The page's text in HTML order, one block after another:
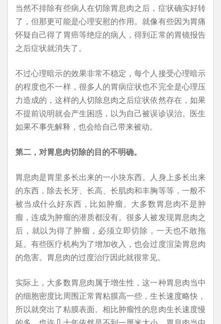
当然不排除有些病人在切除胃息肉之后，症状确实好转
了，但那更可能是心理安慰的作用。就像有些因为胃痛
怀疑自己得了胃癌等绝症的病人，得到正常的胃镜报告
之后症状就消失了。
不过心理暗示的效果非常不稳定，每个人接受心理暗示
的程度也不一样，很多人的胃病症状也不完全是心理压
力造成的，这样的人切除息肉之后症状依然存在，如果
不提前说明就会产生困惑，以为自己被误诊误治。医生
如果不事先解释，也会给自己带来被动。
第二，对胃息肉切除的目的不明确。
胃息肉是胃里多长出来的一小块东西。人身上多长出来
的东西，除去长牙、长高、长肌肉和丰胸等等，一般不
被当成什么好东西，比如肿瘤。大多数胃息肉不是肿
瘤，连成为肿瘤的潜质都没有。很多人被发现胃息肉之
后，就以为得了肿瘤，必须立即切除，一天也不敢拖
延。有些医疗机构为了增加收入，也会过度渲染胃息肉
的危害。胃息肉的过度治疗因此就很常见。
实际上，大多数胃息肉属于增生性，这一种胃息肉当中
的细胞密度比周围正常胃粘膜高一些，生长速度略快，
所以就突出了粘膜表面。相比肿瘤性的息肉生长速度慢